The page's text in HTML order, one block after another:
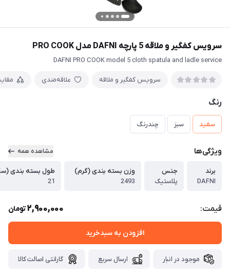
سرویس کفگیر و ملاقه 5 پارچه DAFNI مدل PRO COOK
DAFNI PRO COOK model 5 cloth spatula and ladle service
سرویس کفگیر و ملاقه علاقه‌مندی
رنگ
سفید سبز چندرنگ
ویژگی‌ها مشاهده همه
برند
DAFNI
جنس
پلاستیک
وزن بسته بندی (گرم)
2493
طول بسته بندی
21
قیمت: 2,900,000تومان
افزودن به سبدخرید
موجود در انبار ارسال سریع گارانتی اصالت کالا